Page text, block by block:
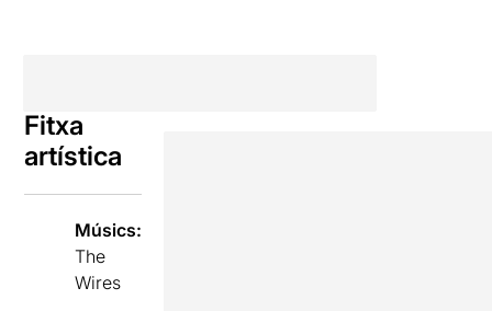
Fitxa
artística
Músics:
The
Wires